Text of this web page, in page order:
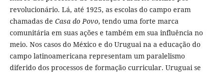
revolucionário. Lá, até 1925, as escolas do campo eram
chamadas de Casa do Povo, tendo uma forte marca
comunitária em suas ações e também em sua influência no
meio. Nos casos do México e do Uruguai na a educação do
campo latinoamericana representam um paralelismo
diferido dos processos de formação curricular. Uruguai se